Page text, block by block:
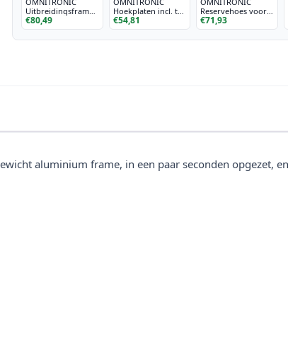
Uitbreidingsframe
voor DJ-statief
€80,49
Hoekplaten incl. tas
voor mobiel DJ-
statief
€54,81
Reservehoes voor
Compact Mobiel DJ-
statief wit
€71,93
aluminium frame, in een paar seconden opgezet,